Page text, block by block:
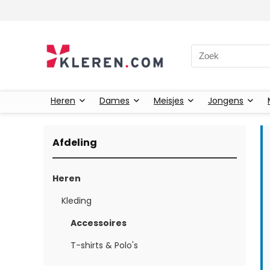
Zoeken naar:
Heren Dames Meisjes Jongens
Afdeling
Heren
Kleding
Accessoires
T-shirts & Polo's